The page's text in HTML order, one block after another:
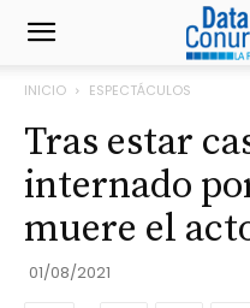
INICIO ESPECTÁCULOS
Tras estar
internado
muere el
01/08/2021